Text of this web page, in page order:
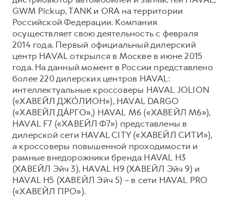
GWM Pickup, TANK и ORA на территории
Российской Федерации. Компания
осуществляет свою деятельность с февраля
2014 года. Первый официальный дилерский
центр HAVAL открылся в Москве в июне 2015
года. На данный момент в России представлено
более 220 дилерских центров HAVAL:
интеллектуальные кроссоверы HAVAL JOLION
(«ХАВЕЙЛ ДЖО́ЛИОН»), HAVAL DARGO
(«ХАВЕЙЛ ДА́РГО»,) HAVAL М6 («ХАВЕЙЛ M6»),
HAVAL F7 («ХАВЕЙЛ Ф7») представлены в
дилерской сети HAVAL CITY («ХАВЕЙЛ СИТИ»),
а кроссоверы повышенной проходимости и
рамные внедорожники бренда HAVAL H3
(ХАВЕЙЛ Эйч 3), HAVAL H9 (ХАВЕЙЛ Эйч 9) и
HAVAL H5 (ХАВЕЙЛ Эйч 5) – в сети HAVAL PRO
(«ХАВЕЙЛ ПРО»).